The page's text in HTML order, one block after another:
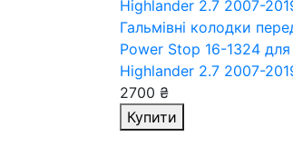
Гальмівні колодки
Power Stop 16-1324
Highlander 2.7 2007-
2700 ₴
Купити